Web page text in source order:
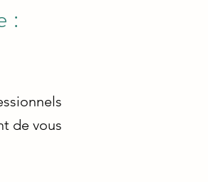
:
de vous